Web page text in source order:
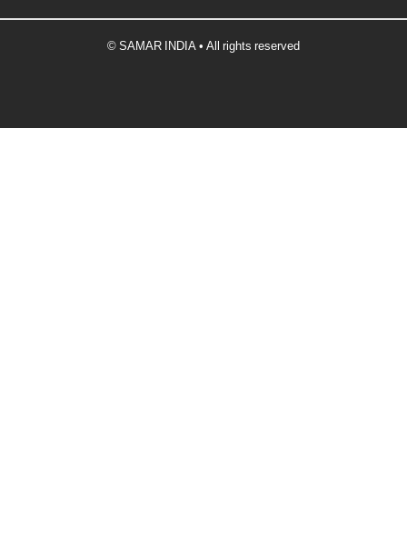
© SAMAR INDIA • All rights reserved